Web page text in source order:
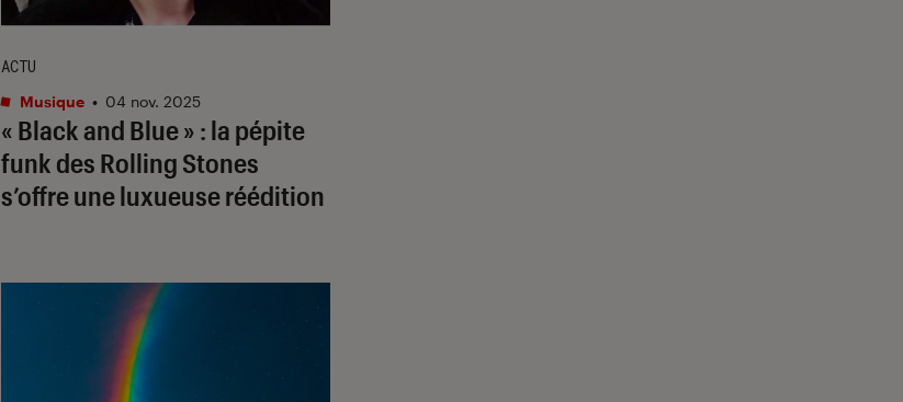
« Black and Blue » : la pépite
funk des Rolling Stones
s’offre une luxueuse réédition
ACTU
Musique • 04 nov. 2025